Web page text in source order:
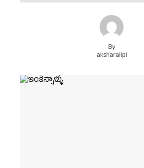
By
aksharalipi